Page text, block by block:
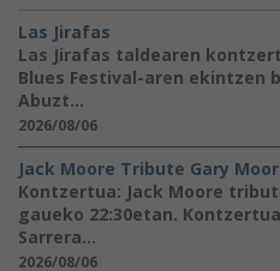
Las Jirafas
Las Jirafas taldearen
Blues Festival-aren ekintzen
Abuzt...
2026/08/06
Jack Moore Tribute Gary
Kontzertua: Jack Moore
gaueko 22:30etan.
Sarrera...
2026/08/06